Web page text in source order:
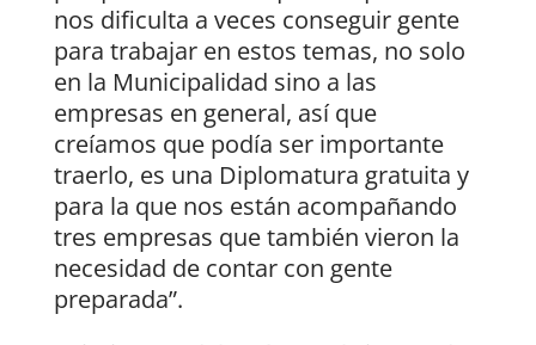
nos dificulta a veces conseguir gente
para trabajar en estos temas, no solo
en la Municipalidad sino a las
empresas en general, así que
creíamos que podía ser importante
traerlo, es una Diplomatura gratuita y
para la que nos están acompañando
tres empresas que también vieron la
necesidad de contar con gente
preparada”.